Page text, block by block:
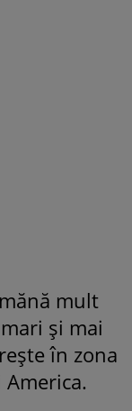
mult
și mai
în zona